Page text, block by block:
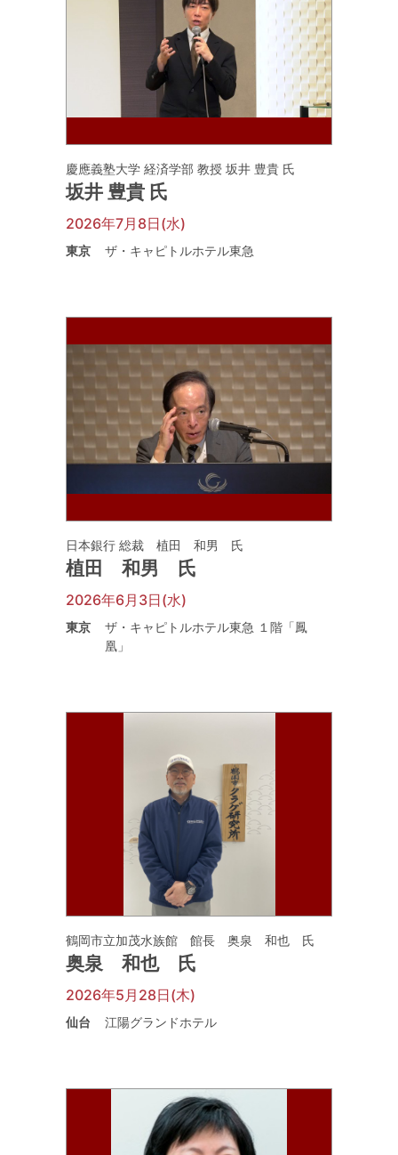
慶應義塾大学 経済学部 教授 坂井 豊貴 氏
坂井 豊貴 氏
2026年7月8日(水)
東京 ザ・キャピトルホテル東急
日本銀行 総裁 植田 和男 氏
植田 和男 氏
2026年6月3日(水)
東京
ザ・キャピトルホテル東急 １階「鳳
凰」
鶴岡市立加茂水族館 館長 奥泉 和也 氏
奥泉 和也 氏
2026年5月28日(木)
仙台 江陽グランドホテル